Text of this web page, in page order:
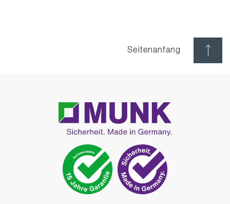
Seitenanfang